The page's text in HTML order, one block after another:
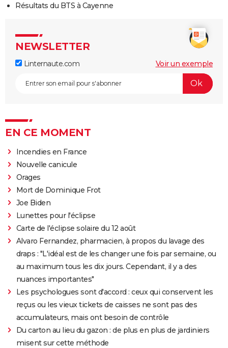
Résultats du BTS à Cayenne
NEWSLETTER
Linternaute.com Voir un exemple
EN CE MOMENT
Incendies en France
Nouvelle canicule
Orages
Mort de Dominique Frot
Joe Biden
Lunettes pour l'éclipse
Carte de l'éclipse solaire du 12 août
Alvaro Fernandez, pharmacien, à propos du lavage des
draps : "L'idéal est de les changer une fois par semaine, ou
au maximum tous les dix jours. Cependant, il y a des
nuances importantes"
Les psychologues sont d'accord : ceux qui conservent les
reçus ou les vieux tickets de caisses ne sont pas des
accumulateurs, mais ont besoin de contrôle
Du carton au lieu du gazon : de plus en plus de jardiniers
misent sur cette méthode